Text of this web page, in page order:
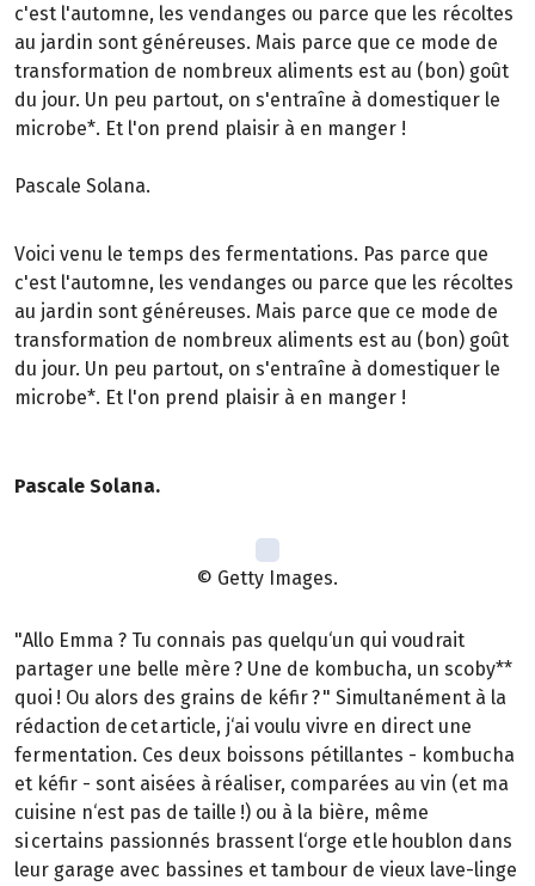
c'est l'automne, les vendanges ou parce que les récoltes
au jardin sont généreuses. Mais parce que ce mode de
transformation de nombreux aliments est au (bon) goût
du jour. Un peu partout, on s'entraîne à domestiquer le
microbe*. Et l'on prend plaisir à en manger !
Pascale Solana.
Voici venu le temps des fermentations. Pas parce que
c'est l'automne, les vendanges ou parce que les récoltes
au jardin sont généreuses. Mais parce que ce mode de
transformation de nombreux aliments est au (bon) goût
du jour. Un peu partout, on s'entraîne à domestiquer le
microbe*. Et l'on prend plaisir à en manger !
Pascale Solana.
© Getty Images.
"Allo Emma ? Tu connais pas quelqu‘un qui voudrait
partager une belle mère ? Une de kombucha, un scoby**
quoi ! Ou alors des grains de kéfir ? " Simultanément à la
rédaction de cet article, j‘ai voulu vivre en direct une
fermentation. Ces deux boissons pétillantes - kombucha
et kéfir - sont aisées à réaliser, comparées au vin (et ma
cuisine n‘est pas de taille !) ou à la bière, même
si certains passionnés brassent l‘orge et le houblon dans
leur garage avec bassines et tambour de vieux lave-linge